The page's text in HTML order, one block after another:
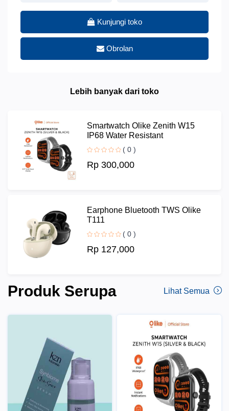
Kunjungi toko
Obrolan
Lebih banyak dari toko
Smartwatch Olike Zenith W15
IP68 Water Resistant
( 0 )
Rp 300,000
Earphone Bluetooth TWS Olike
T111
( 0 )
Rp 127,000
Produk Serupa Lihat Semua